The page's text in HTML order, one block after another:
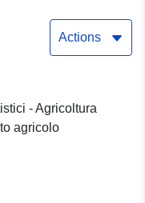
Actions
- Agricoltura
agricolo